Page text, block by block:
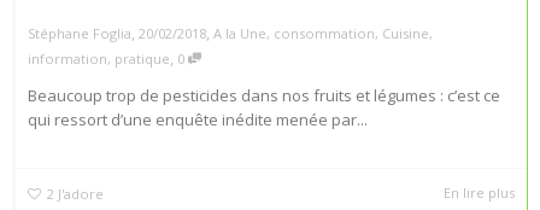
Stéphane Foglia, 20/02/2018, A la Une, consommation, Cuisine,
information, pratique, 0
Beaucoup trop de pesticides dans nos fruits et légumes : c’est ce
qui ressort d’une enquête inédite menée par...
2 J'adore En lire plus